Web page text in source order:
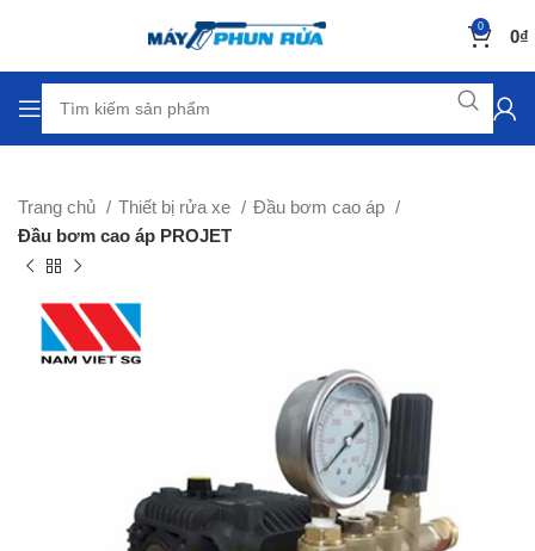
0 0₫
Trang chủ Thiết bị rửa xe
Đầu bơm cao áp
Đầu bơm cao áp PROJET